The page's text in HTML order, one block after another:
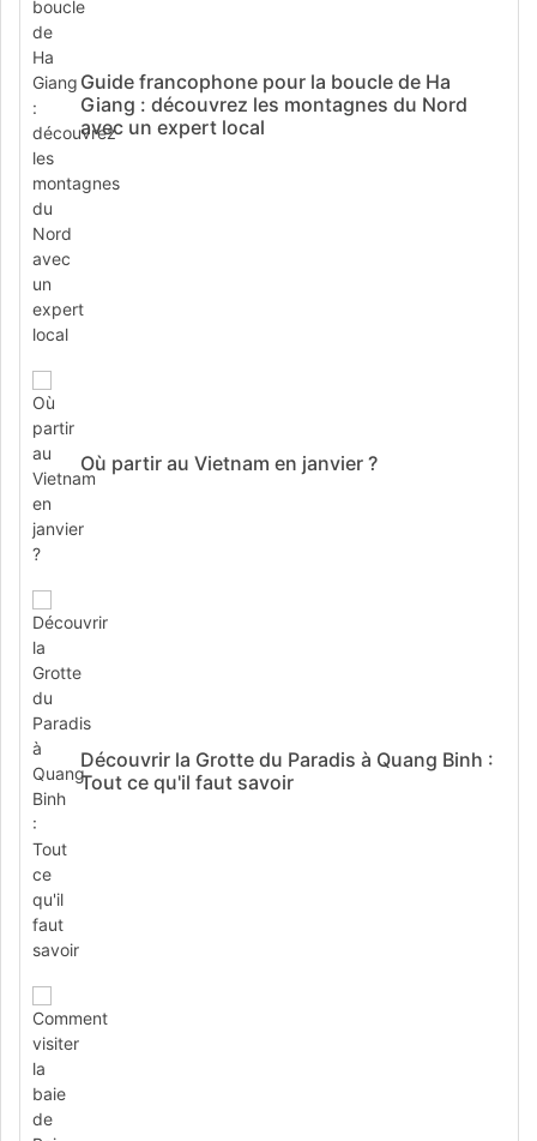
Guide francophone pour la boucle de Ha
Giang : découvrez les montagnes du Nord
avec un expert local
Où partir au Vietnam en janvier ?
Découvrir la Grotte du Paradis à Quang Binh :
Tout ce qu'il faut savoir